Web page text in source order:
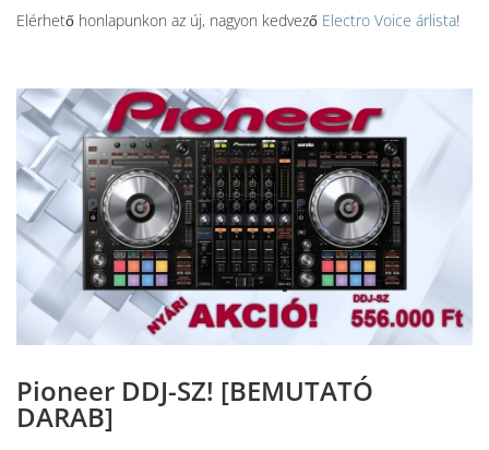
Elérhető honlapunkon az új, nagyon kedvező Electro Voice árlista!
Pioneer DDJ-SZ! [BEMUTATÓ
DARAB]